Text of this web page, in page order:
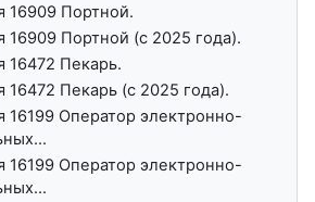
16909 Портной.
16909 Портной (с 2025 года).
16472 Пекарь.
16472 Пекарь (с 2025 года).
16199 Оператор электронно-
16199 Оператор электронно-